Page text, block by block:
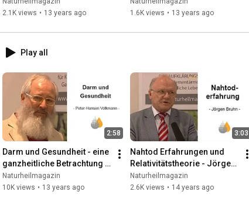
Gabi Ganser
2.1K views • 13 years ago
1.6K views • 13 years ago
Play all
2:58
Darm und Gesundheit - eine
ganzheitliche Betrachtung
der Darmgesundheit von
Peter-Hansen Volkmann
Naturheilmagazin
10K views • 13 years ago
3:03
Nahtod Erfahrungen und
Relativitätstheorie - Jörgen
Bruhn
Naturheilmagazin
2.6K views • 14 years ago